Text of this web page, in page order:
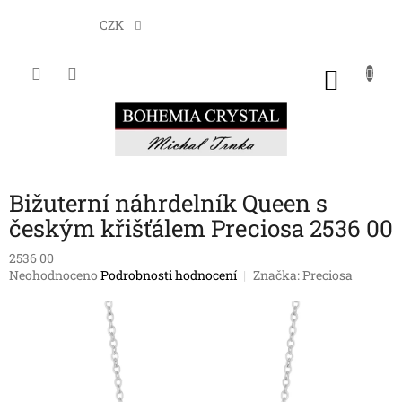
CZK
Bižuterní náhrdelník Queen s
českým křišťálem Preciosa 2536 00
2536 00
Průměrné
Neohodnoceno Podrobnosti hodnocení Značka:Preciosa